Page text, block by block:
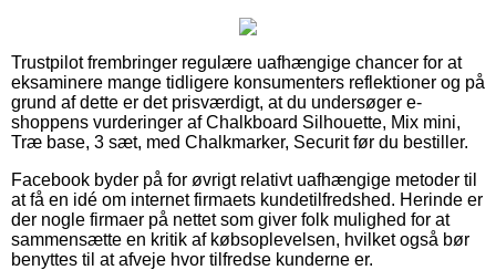
Trustpilot frembringer regulære uafhængige chancer for at
eksaminere mange tidligere konsumenters reflektioner og på
grund af dette er det prisværdigt, at du undersøger e-
shoppens vurderinger af Chalkboard Silhouette, Mix mini,
Træ base, 3 sæt, med Chalkmarker, Securit før du bestiller.
Facebook byder på for øvrigt relativt uafhængige metoder til
at få en idé om internet firmaets kundetilfredshed. Herinde er
der nogle firmaer på nettet som giver folk mulighed for at
sammensætte en kritik af købsoplevelsen, hvilket også bør
benyttes til at afveje hvor tilfredse kunderne er.